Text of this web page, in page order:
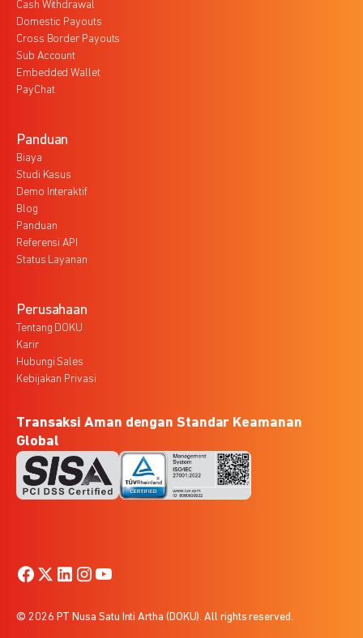
Cash Withdrawal
Domestic Payouts
Cross Border Payouts
Sub Account
Embedded Wallet
PayChat
Panduan
Biaya
Studi Kasus
Demo Interaktif
Blog
Panduan
Referensi API
Status Layanan
Perusahaan
Tentang DOKU
Karir
Hubungi Sales
Kebijakan Privasi
Transaksi Aman dengan Standar Keamanan
Global
© 2026 PT Nusa Satu Inti Artha (DOKU). All rights reserved.